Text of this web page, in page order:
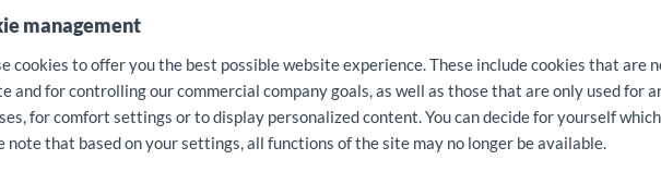
közben a FunCar elektromos autóival.
elektromos járműparkunkat:
másodperc alatt gyorsul 100 km / h-ra két 462 LE
köszönhetően, amelynek óriási hatótávolsága
462 LE
Hosszú távú
5 személyes
5 ajtós
management
cookies to offer you the best possible website experience. These include cookies that are
and for controlling our commercial company goals, as well as those that are only used for
for comfort settings or to display personalized content. You can decide for yourself
note that based on your settings, all functions of the site may no longer be available.